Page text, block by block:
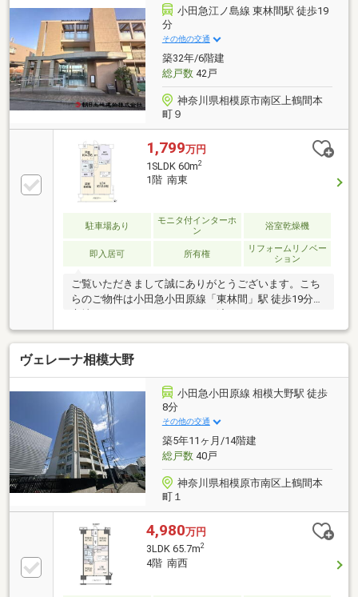
小田急江ノ島線 東林間駅 徒歩19
分
その他の交通
築32年/6階建
総戸数42戸
神奈川県相模原市南区上鶴間本
町９
1,799万円
1SLDK 60m2
1階 南東
駐車場あり
モニタ付インターホ
ン
浴室乾燥機
即入居可 所有権
リフォームリノベー
ション
ご覧いただきまして誠にありがとうございます。こち
らのご物件は小田急小田原線「東林間」駅 徒歩19分の
の間取りです。スーパー、コンビニが徒歩圏内でお買
い物施設も充実。国道16号線へのアクセスも便利。新
しいお家で新生活を始めてみませんか？資料請求、ご
内覧予約はお気軽にどうぞ！
ヴェレーナ相模大野
小田急小田原線 相模大野駅 徒歩
8分
その他の交通
築5年11ヶ月/14階建
総戸数40戸
神奈川県相模原市南区上鶴間本
町１
4,980万円
3LDK 65.7m2
4階 南西